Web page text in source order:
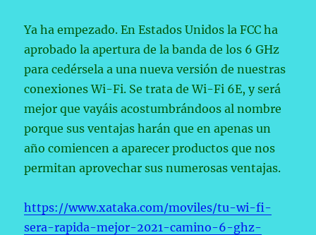
Ya ha empezado. En Estados Unidos la FCC ha
aprobado la apertura de la banda de los 6 GHz
para cedérsela a una nueva versión de nuestras
conexiones Wi-Fi. Se trata de Wi-Fi 6E, y será
mejor que vayáis acostumbrándoos al nombre
porque sus ventajas harán que en apenas un
año comiencen a aparecer productos que nos
permitan aprovechar sus numerosas ventajas.
https://www.xataka.com/moviles/tu-wi-fi-
sera-rapida-mejor-2021-camino-6-ghz-